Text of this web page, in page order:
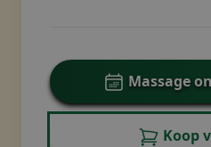
Massage
Koop